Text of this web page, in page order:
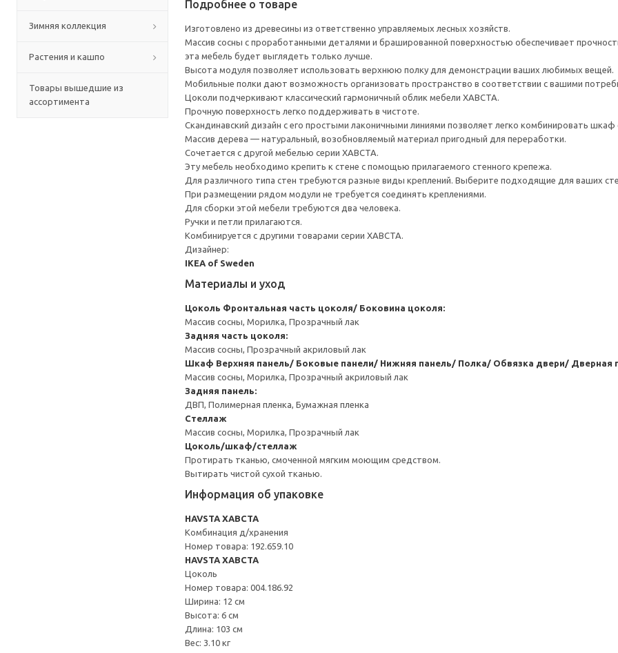
Зимняя коллекция
Растения и кашпо
Товары вышедшие из
ассортимента
Подробнее о товаре
Изготовлено из древесины из ответственно управляемых лесных хозяйств.
Массив сосны с проработанными деталями и брашированной поверхностью обеспечивает
эта мебель будет выглядеть только лучше.
Высота модуля позволяет использовать верхнюю полку для демонстрации ваших любимых вещей.
Мобильные полки дают возможность организовать пространство в соответствии с вашими
Цоколи подчеркивают классический гармоничный облик мебели ХАВСТА.
Прочную поверхность легко поддерживать в чистоте.
Скандинавский дизайн с его простыми лаконичными линиями позволяет легко комбинировать шкаф
Массив дерева — натуральный, возобновляемый материал пригодный для переработки.
Сочетается с другой мебелью серии ХАВСТА.
Эту мебель необходимо крепить к стене с помощью прилагаемого стенного крепежа.
Для различного типа стен требуются разные виды креплений. Выберите подходящие для ваших
При размещении рядом модули не требуется соединять креплениями.
Для сборки этой мебели требуются два человека.
Ручки и петли прилагаются.
Комбинируется с другими товарами серии ХАВСТА.
Дизайнер:
IKEA of Sweden
Материалы и уход
Цоколь Фронтальная часть цоколя/ Боковина цоколя:
Массив сосны, Морилка, Прозрачный лак
Задняя часть цоколя:
Массив сосны, Прозрачный акриловый лак
Шкаф Верхняя панель/ Боковые панели/ Нижняя панель/ Полка/ Обвязка двери/ Дверная
Массив сосны, Морилка, Прозрачный акриловый лак
Задняя панель:
ДВП, Полимерная пленка, Бумажная пленка
Стеллаж
Массив сосны, Морилка, Прозрачный лак
Цоколь/шкаф/стеллаж
Протирать тканью, смоченной мягким моющим средством.
Вытирать чистой сухой тканью.
Информация об упаковке
HAVSTA ХАВСТА
Комбинация д/хранения
Номер товара: 192.659.10
HAVSTA ХАВСТА
Цоколь
Номер товара: 004.186.92
Ширина: 12 см
Высота: 6 см
Длина: 103 см
Вес: 3.10 кг